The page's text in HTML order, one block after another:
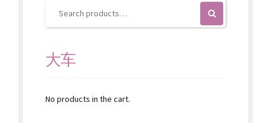
product
大车
No products in the cart.